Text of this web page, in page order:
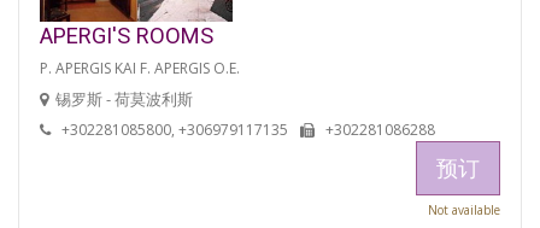
APERGI'S ROOMS
P. APERGIS KAI F. APERGIS O.E.
锡罗斯 - 荷莫波利斯
+302281085800, +306979117135 +302281086288
预订
Not available